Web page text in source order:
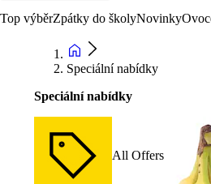
Top výběrZpátky do školyNovinky
Speciální nabídky
Speciální nabídky
All Offers